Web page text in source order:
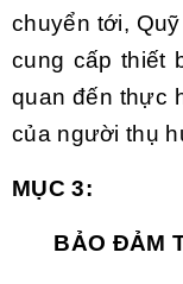
chuyển tới,
cung cấp thiết
quan đến thực
của người thụ
MỤC 3:
BẢO ĐẢM